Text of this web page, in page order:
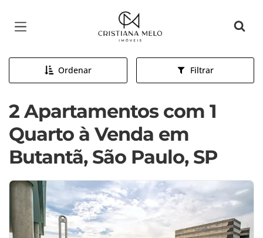
Página inicial
Ordenar Filtrar
2 Apartamentos com 1
Quarto à Venda em
Butantã, São Paulo, SP